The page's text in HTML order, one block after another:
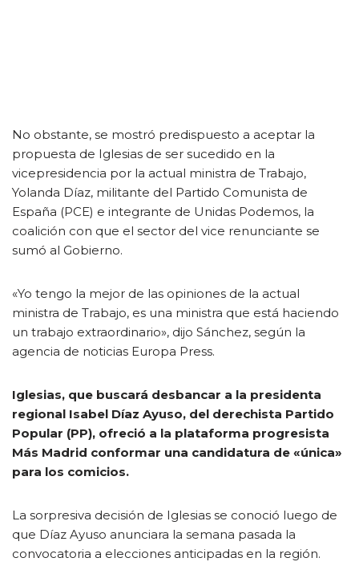
No obstante, se mostró predispuesto a aceptar la
propuesta de Iglesias de ser sucedido en la
vicepresidencia por la actual ministra de Trabajo,
Yolanda Díaz, militante del Partido Comunista de
España (PCE) e integrante de Unidas Podemos, la
coalición con que el sector del vice renunciante se
sumó al Gobierno.
«Yo tengo la mejor de las opiniones de la actual
ministra de Trabajo, es una ministra que está haciendo
un trabajo extraordinario», dijo Sánchez, según la
agencia de noticias Europa Press.
Iglesias, que buscará desbancar a la presidenta
regional Isabel Díaz Ayuso, del derechista Partido
Popular (PP), ofreció a la plataforma progresista
Más Madrid conformar una candidatura de «única»
para los comicios.
La sorpresiva decisión de Iglesias se conoció luego de
que Díaz Ayuso anunciara la semana pasada la
convocatoria a elecciones anticipadas en la región.